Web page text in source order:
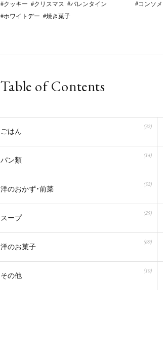
クッキー クリスマス
バレンタイン
ホワイトデー
焼き菓子
コンソメ
Table of Contents
ごはん
(32)
パン類
(14)
洋のおかず・前菜
(52)
スープ
(25)
洋のお菓子
(69)
その他
(10)